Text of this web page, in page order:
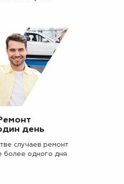
день
случаев ремонт
более одного дня